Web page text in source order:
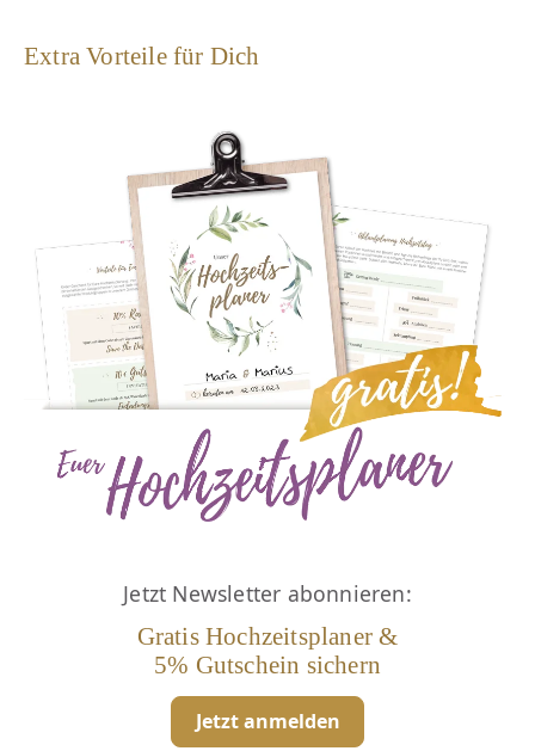
Extra Vorteile für Dich
Jetzt Newsletter abonnieren:
Gratis Hochzeitsplaner &
5% Gutschein sichern
Jetzt anmelden